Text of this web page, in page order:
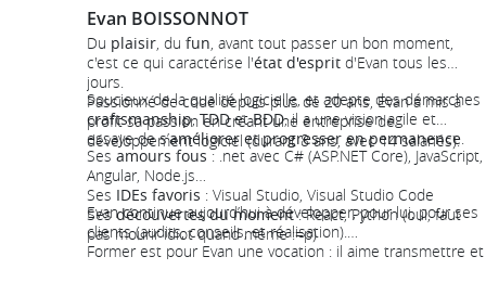
Evan BOISSONNOT
Du plaisir, du fun, avant tout passer un bon moment,
c'est ce qui caractérise l'état d'esprit d'Evan tous les
jours.
Passionné de code depuis plus de 20 ans, Evan a mis à
profit sa passion en créant une entreprise de
développement logiciel (durant 8 ans, avec 14 salariés).
Soucieux de la qualité logicielle, et adepte des démarches
craftsmanship,TDDetBDD, il a une vision agile et
essaye de s’améliorer et progresser en permanence.
Ses amours fous: .net avec C# (ASP.NET Core), JavaScript,
Angular, Node.js
Ses IDEs favoris : Visual Studio, Visual Studio Code
Sesdécouvertes du moment: React, Python (oui, faut
pas mourir idiot quand même :=p)
Evan continue aujourd’hui à développer, pour lui, pour ses
clients (audits, conseils, et réalisation).
Former est pour Evan une vocation : il aime transmettre et